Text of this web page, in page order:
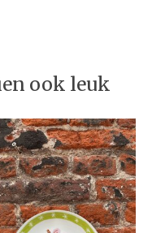
ook leuk